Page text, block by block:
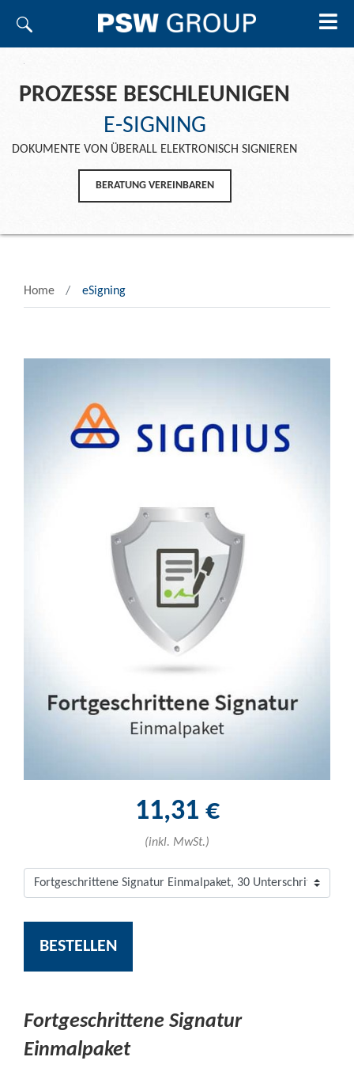
PROZESSE BESCHLEUNIGEN
E-SIGNING
DOKUMENTE VON ÜBERALL ELEKTRONISCH SIGNIEREN
BERATUNG VEREINBAREN
Home eSigning
11,31 €
(inkl. MwSt.)
BESTELLEN
Fortgeschrittene Signatur
Einmalpaket